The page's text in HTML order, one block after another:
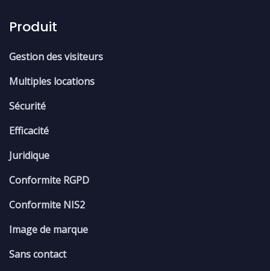
Produit
Gestion des visiteurs
Multiples locations
Sécurité
Efficacité
Juridique
Conformite RGPD
Conformite NIS2
Image de marque
Sans contact